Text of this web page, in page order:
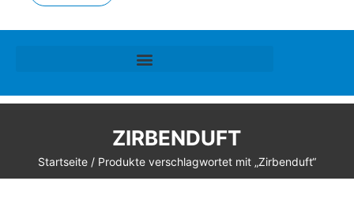
ZIRBENDUFT
Startseite/ Produkte verschlagwortet mit „Zirbenduft“